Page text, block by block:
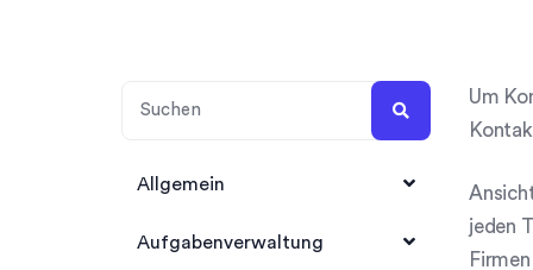
Allgemein
1Tool Account anlegen
Aufgabenverwaltung
Um
jeden